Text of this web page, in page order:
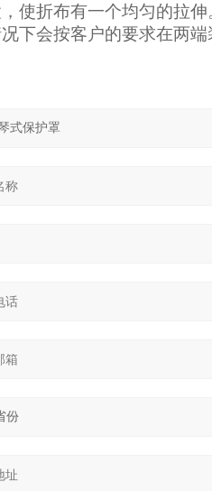
使折布有一个均匀的拉伸
下会按客户的要求在两